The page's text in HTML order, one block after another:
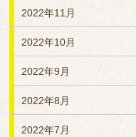
2022年11月
2022年10月
2022年9月
2022年8月
2022年7月